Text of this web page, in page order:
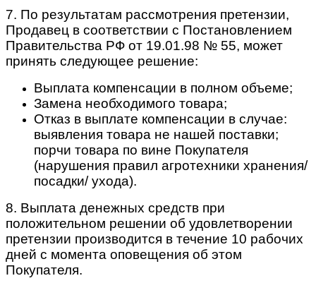
7. По результатам рассмотрения претензии,
Продавец в соответствии с Постановлением
Правительства РФ от 19.01.98 № 55, может
принять следующее решение:
Выплата компенсации в полном объеме;
Замена необходимого товара;
Отказ в выплате компенсации в случае:
выявления товара не нашей поставки;
порчи товара по вине Покупателя
(нарушения правил агротехники хранения/
посадки/ ухода).
8. Выплата денежных средств при
положительном решении об удовлетворении
претензии производится в течение 10 рабочих
дней с момента оповещения об этом
Покупателя.